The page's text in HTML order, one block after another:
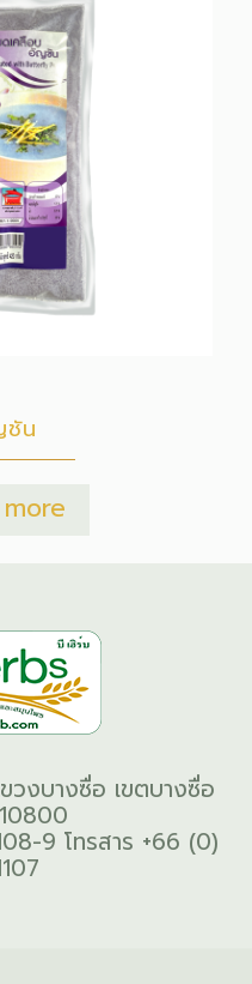
น
งบางซื่อ เขตบางซื่อ
9 โทรสาร +66 (0)